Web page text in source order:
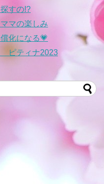
すの!?
マの楽しみ
化になる💗
ピティナ2023